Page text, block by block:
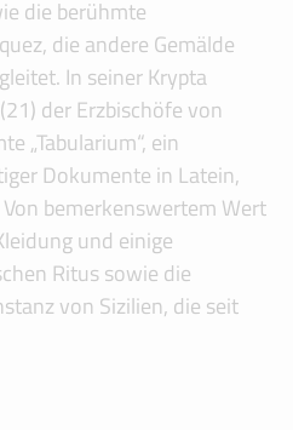
die berühmte
die andere Gemälde
In seiner Krypta
der Erzbischöfe von
„Tabularium“, ein
Dokumente in Latein,
bemerkenswertem Wert
und einige
Ritus sowie die
von Sizilien, die seit